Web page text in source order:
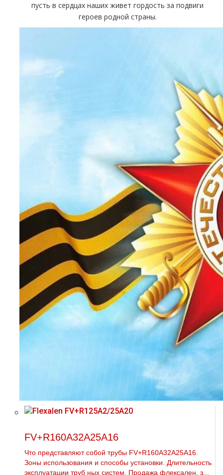
пусть в сердцах наших живет гордость за подвиги
героев родной страны.
FV+R160A32A25A16
Что представляют собой тpубы FV+R160A32A25A16.
Зоны использования и способы установки. Длительность
эксплуатации тpуб ных систем. Продажа флексален, з...